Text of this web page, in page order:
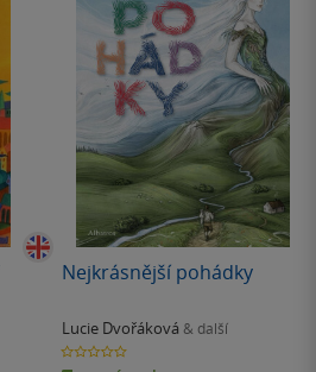
Nejkrásnější pohádky
Lucie Dvořáková & další
0.0
z